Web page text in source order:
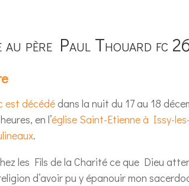
au père Paul Thouard
est décédédans la nuit du 17 au 18
en l’église Saint-Etienne à Issy-
.
les Fils de la Charité ce que Dieu
d’avoir pu y épanouir mon